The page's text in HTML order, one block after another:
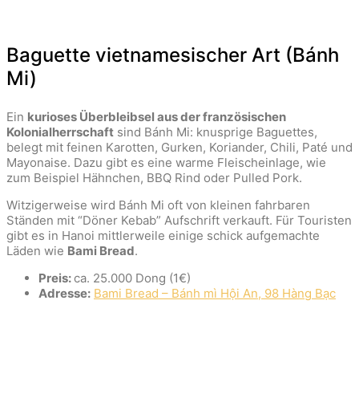
Baguette vietnamesischer Art (Bánh
Mi)
Ein kurioses Überbleibsel aus der französischen
Kolonialherrschaft sind Bánh Mi: knusprige Baguettes,
belegt mit feinen Karotten, Gurken, Koriander, Chili, Paté und
Mayonaise. Dazu gibt es eine warme Fleischeinlage, wie
zum Beispiel Hähnchen, BBQ Rind oder Pulled Pork.
Witzigerweise wird Bánh Mi oft von kleinen fahrbaren
Ständen mit “Döner Kebab” Aufschrift verkauft. Für Touristen
gibt es in Hanoi mittlerweile einige schick aufgemachte
Läden wie Bami Bread.
Preis: ca. 25.000 Dong (1€)
Adresse: Bami Bread – Bánh mì Hội An, 98 Hàng Bạc